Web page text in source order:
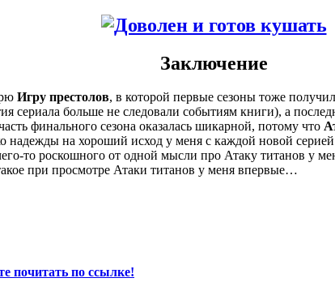
Заключение
Игру престолов, в которой первые сезоны тоже
сериала больше не следовали событиям книги), а
финального сезона оказалась шикарной, потому что
надежды на хороший исход у меня с каждой новой
то роскошного от одной мысли про Атаку титанов у
при просмотре Атаки титанов у меня впервые…
почитать по ссылке!